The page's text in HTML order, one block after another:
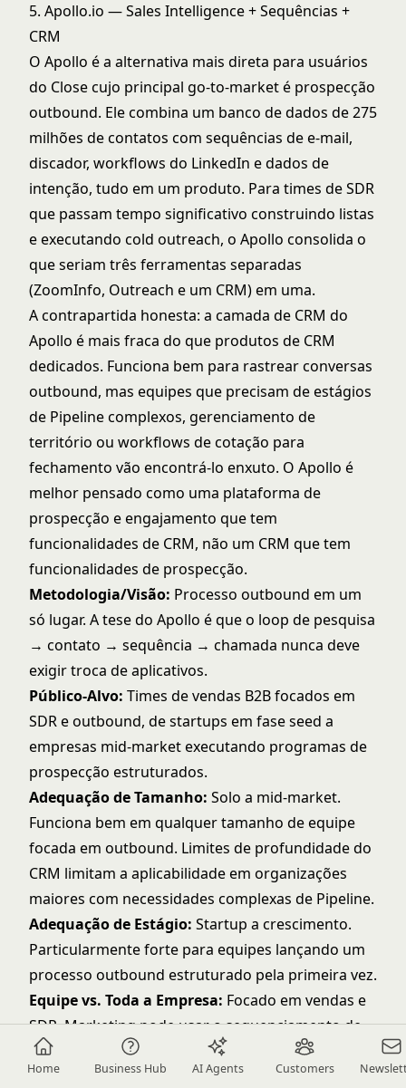
Home Business Hub AI Agents Customers
5. Apollo.io — Sales Intelligence + Sequências +
CRM
O Apollo é a alternativa mais direta para usuários
do Close cujo principal go-to-market é prospecção
outbound. Ele combina um banco de dados de 275
milhões de contatos com sequências de e-mail,
discador, workflows do LinkedIn e dados de
intenção, tudo em um produto. Para times de SDR
que passam tempo significativo construindo listas
e executando cold outreach, o Apollo consolida o
que seriam três ferramentas separadas
(ZoomInfo, Outreach e um CRM) em uma.
A contrapartida honesta: a camada de CRM do
Apollo é mais fraca do que produtos de CRM
dedicados. Funciona bem para rastrear conversas
outbound, mas equipes que precisam de estágios
de Pipeline complexos, gerenciamento de
território ou workflows de cotação para
fechamento vão encontrá-lo enxuto. O Apollo é
melhor pensado como uma plataforma de
prospecção e engajamento que tem
funcionalidades de CRM, não um CRM que tem
funcionalidades de prospecção.
Metodologia/Visão: Processo outbound em um
só lugar. A tese do Apollo é que o loop de pesquisa
→ contato → sequência → chamada nunca deve
exigir troca de aplicativos.
Público-Alvo: Times de vendas B2B focados em
SDR e outbound, de startups em fase seed a
empresas mid-market executando programas de
prospecção estruturados.
Adequação de Tamanho: Solo a mid-market.
Funciona bem em qualquer tamanho de equipe
focada em outbound. Limites de profundidade do
CRM limitam a aplicabilidade em organizações
maiores com necessidades complexas de Pipeline.
Adequação de Estágio: Startup a crescimento.
Particularmente forte para equipes lançando um
processo outbound estruturado pela primeira vez.
Equipe vs. Toda a Empresa: Focado em vendas e
SDR. Marketing pode usar o sequenciamento de
e-mail, mas esta é principalmente uma ferramenta
de desenvolvimento de vendas.